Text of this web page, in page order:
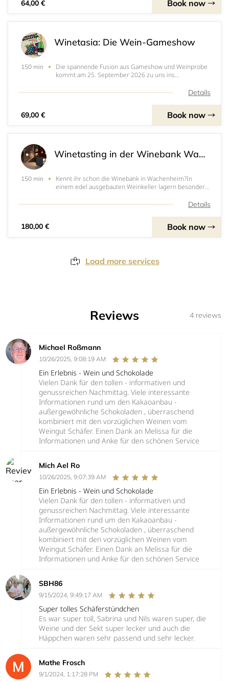
64,00 € Book now
Winetasia: Die Wein-Gameshow
150 min
Die spannende Fusion aus Gameshow und Weinprobe
kommt am 25. September 2026 zu uns ins
Moderation der Gameshow und führt Sie durch dieDetails
69,00 € Book now
Winetasting in der Winebank Wachenheim (max. 6 Personen)
150 min
Kennt ihr schon die Winebank in Wachenheim?In
einem edel ausgebauten Weinkeller lagern besondere
zugänglich für Mitglieder. Doch mit uns könnt auch ihr
Details
180,00 € Book now
Load more services
Reviews 4 reviews
Michael Roßmann
10/26/2025, 9:08:19 AM
Ein Erlebnis - Wein und Schokolade
Vielen Dank für den tollen - informativen und
genussreichen Nachmittag. Viele interessante
Informationen rund um den Kakaoanbau -
außergewöhnliche Schokoladen , überraschend
kombiniert mit den vorzüglichen Weinen vom
Weingut Schäfer. Einen Dank an Melissa für die
Informationen und Anke für den schönen Service
Mich Ael Ro
10/26/2025, 9:07:39 AM
Ein Erlebnis - Wein und Schokolade
Vielen Dank für den tollen - informativen und
genussreichen Nachmittag. Viele interessante
Informationen rund um den Kakaoanbau -
außergewöhnliche Schokoladen , überraschend
kombiniert mit den vorzüglichen Weinen vom
Weingut Schäfer. Einen Dank an Melissa für die
Informationen und Anke für den schönen Service
SBH86
9/15/2024, 9:49:17 AM
Super tolles Schäferstündchen
Es war super toll, Sabrina und Nils waren super, die
Weine und der Sekt super lecker und auch die
Häppchen waren sehr passend und sehr lecker.
Mathe Frosch
9/1/2024, 1:17:28 PM